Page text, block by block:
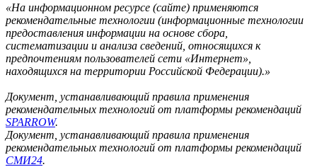
«На информационном ресурсе (сайте) применяются
рекомендательные технологии (информационные технологии
предоставления информации на основе сбора,
систематизации и анализа сведений, относящихся к
предпочтениям пользователей сети «Интернет»,
находящихся на территории Российской Федерации).»
Документ, устанавливающий правила применения
рекомендательных технологий от платформы рекомендаций
SPARROW.
Документ, устанавливающий правила применения
рекомендательных технологий от платформы рекомендаций
СМИ24.